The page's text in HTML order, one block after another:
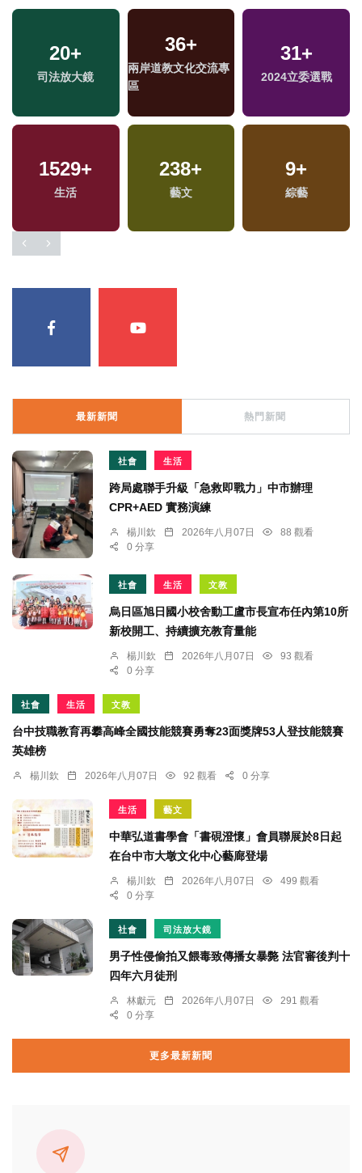
20+
司法放大鏡
36+
兩岸道教文化交流專
區
31+
2024立委選戰
1529+
生活
238+
藝文
9+
綜藝
最新新聞 熱門新聞
社會 生活
跨局處聯手升級「急救即戰力」中市辦理
CPR+AED 實務演練
楊川欽 2026年八月07日
88 觀看
0 分享
社會 生活 文教
烏日區旭日國小校舍動工盧市長宣布任內第10所
新校開工、持續擴充教育量能
楊川欽 2026年八月07日
93 觀看
0 分享
社會 生活 文教
台中技職教育再攀高峰全國技能競賽勇奪23面獎牌53人登技能競賽
英雄榜
楊川欽 2026年八月07日 92 觀看 0 分享
生活 藝文
中華弘道書學會「書硯澄懷」會員聯展於8日起
在台中市大墩文化中心藝廊登場
楊川欽 2026年八月07日
499 觀看
0 分享
社會 司法放大鏡
男子性侵偷拍又餵毒致傳播女暴斃 法官審後判十
四年六月徒刑
林獻元 2026年八月07日
291 觀看
0 分享
更多最新新聞